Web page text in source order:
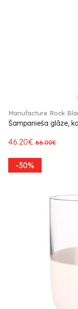
Manufacture Rock
Šampanieša glāze,
46.20€ 66.00€
-30%